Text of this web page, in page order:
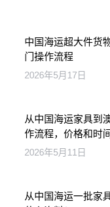
中国海运超大件货
门操作流程
2026年5月17日
从中国海运家具到
作流程，价格和时
2026年5月11日
从中国海运一批家